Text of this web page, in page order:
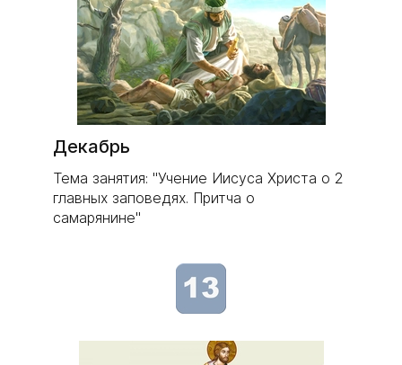
Декабрь
Тема занятия: "Учение Иисуса Христа о 2
главных заповедях. Притча о
самарянине"